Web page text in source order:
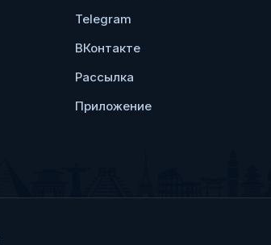
Telegram
ВКонтакте
Рассылка
Приложение